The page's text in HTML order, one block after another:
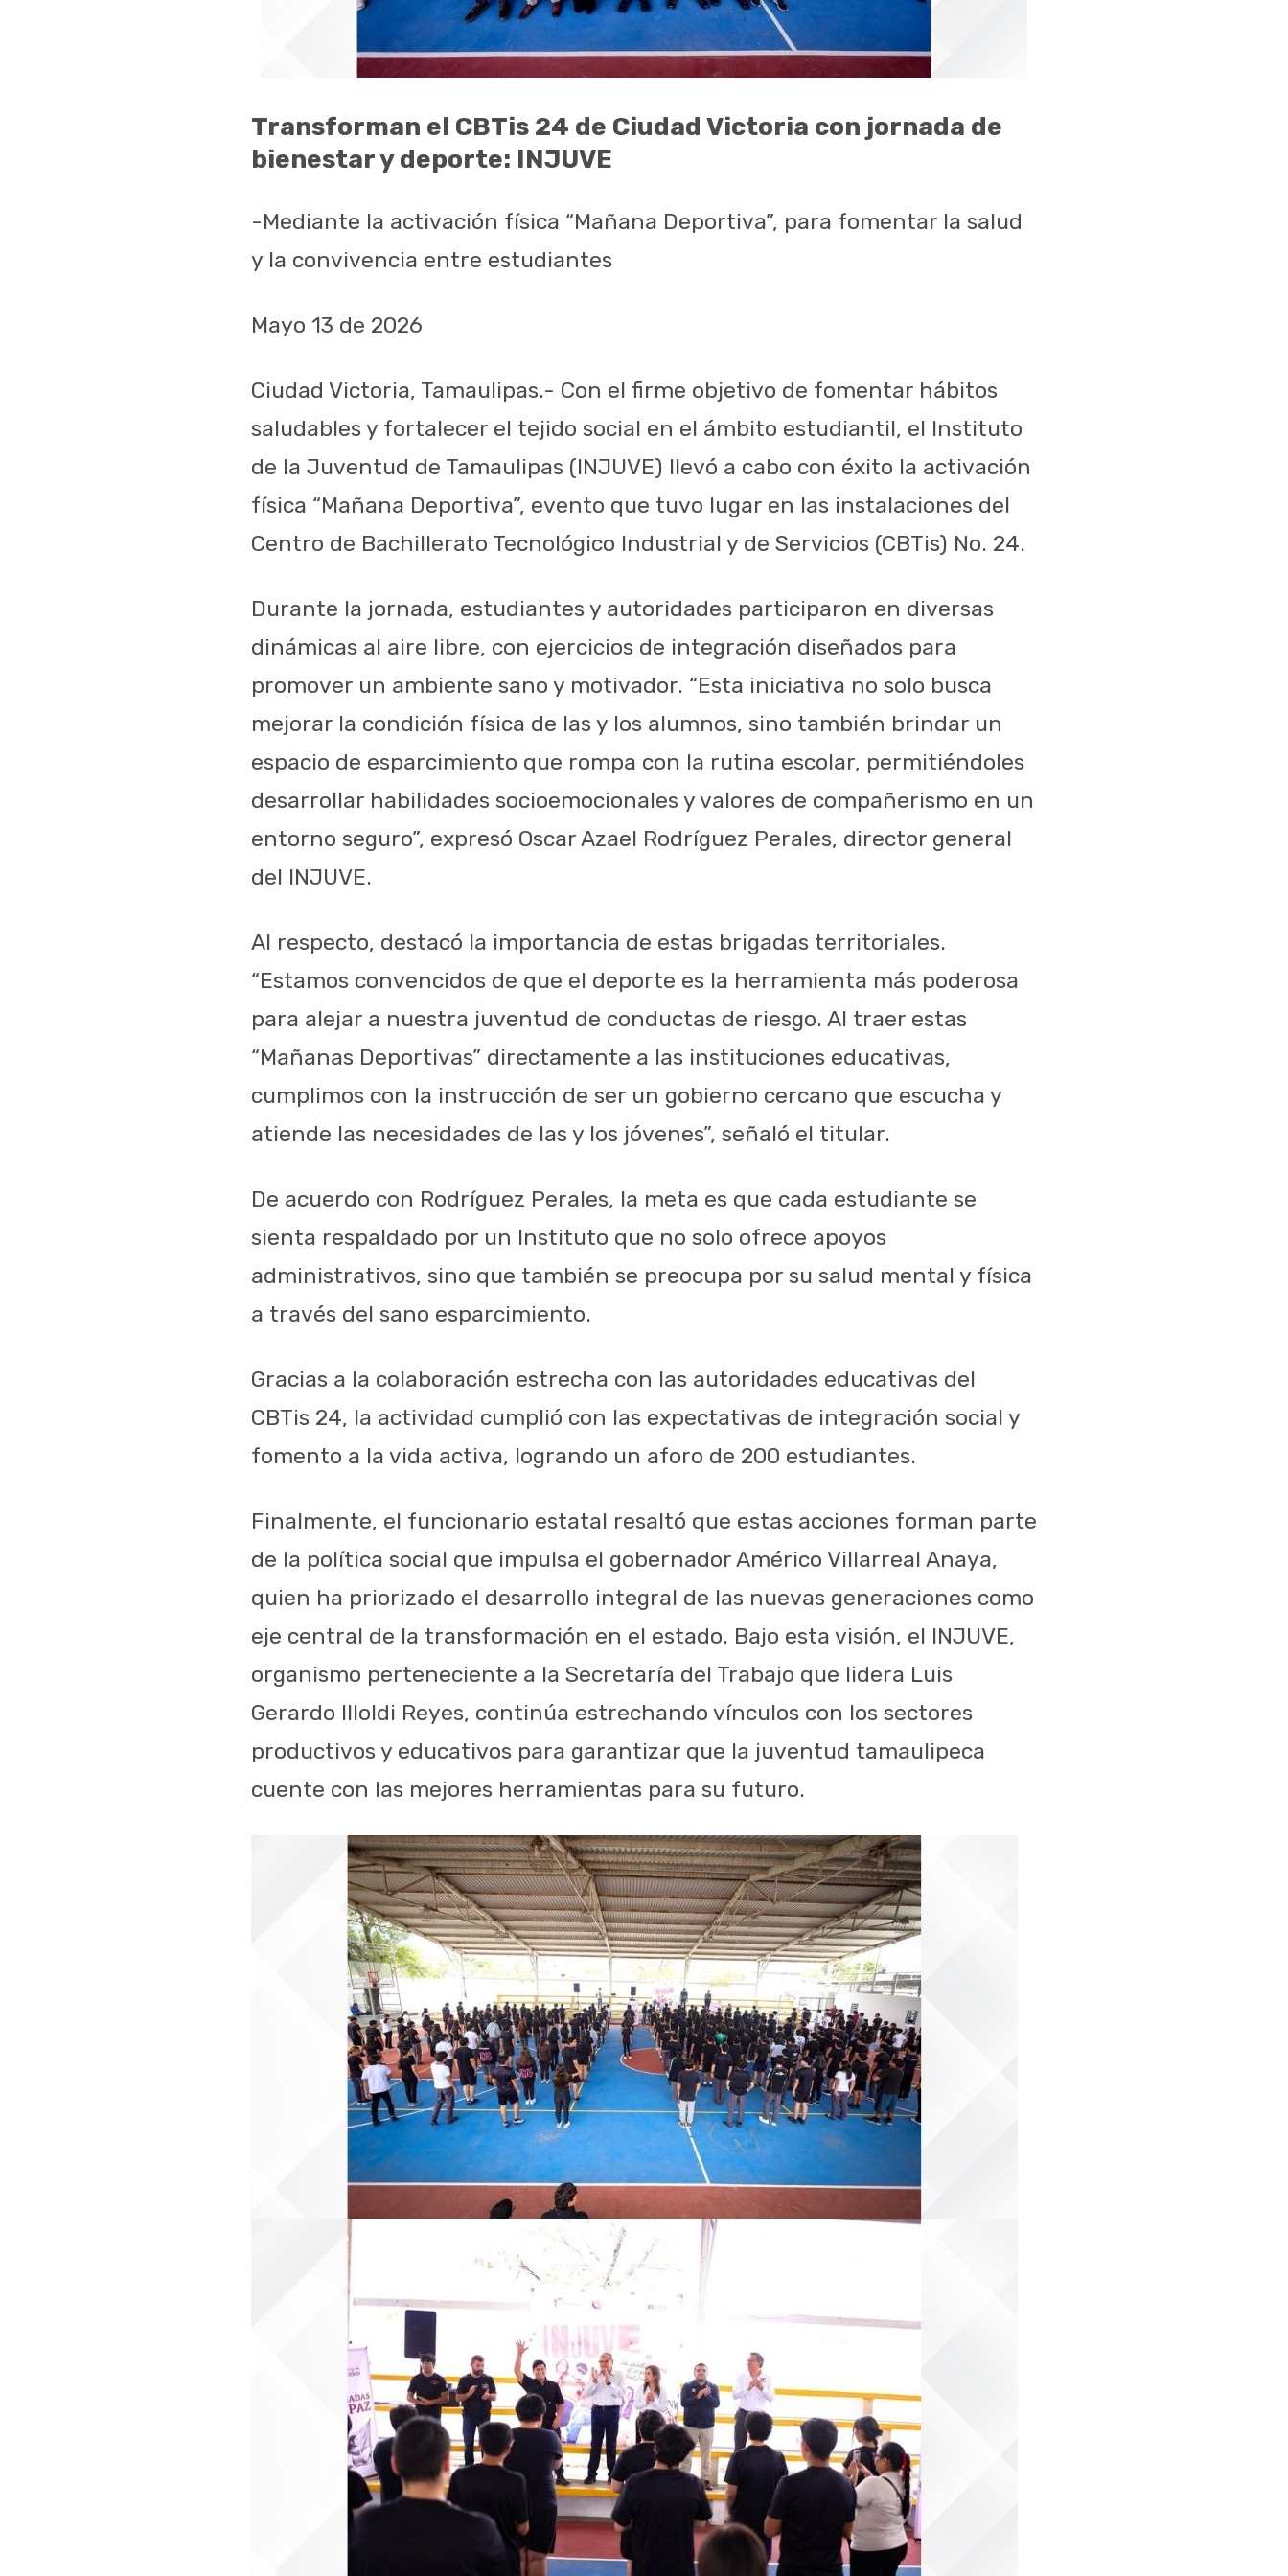
Transforman el CBTis 24 de Ciudad Victoria con jornada de
bienestar y deporte: INJUVE
-Mediante la activación física “Mañana Deportiva”, para fomentar la salud
y la convivencia entre estudiantes
Mayo 13 de 2026
Ciudad Victoria, Tamaulipas.- Con el firme objetivo de fomentar hábitos
saludables y fortalecer el tejido social en el ámbito estudiantil, el Instituto
de la Juventud de Tamaulipas (INJUVE) llevó a cabo con éxito la activación
física “Mañana Deportiva”, evento que tuvo lugar en las instalaciones del
Centro de Bachillerato Tecnológico Industrial y de Servicios (CBTis) No. 24.
Durante la jornada, estudiantes y autoridades participaron en diversas
dinámicas al aire libre, con ejercicios de integración diseñados para
promover un ambiente sano y motivador. “Esta iniciativa no solo busca
mejorar la condición física de las y los alumnos, sino también brindar un
espacio de esparcimiento que rompa con la rutina escolar, permitiéndoles
desarrollar habilidades socioemocionales y valores de compañerismo en un
entorno seguro”, expresó Oscar Azael Rodríguez Perales, director general
del INJUVE.
Al respecto, destacó la importancia de estas brigadas territoriales.
“Estamos convencidos de que el deporte es la herramienta más poderosa
para alejar a nuestra juventud de conductas de riesgo. Al traer estas
“Mañanas Deportivas” directamente a las instituciones educativas,
cumplimos con la instrucción de ser un gobierno cercano que escucha y
atiende las necesidades de las y los jóvenes”, señaló el titular.
De acuerdo con Rodríguez Perales, la meta es que cada estudiante se
sienta respaldado por un Instituto que no solo ofrece apoyos
administrativos, sino que también se preocupa por su salud mental y física
a través del sano esparcimiento.
Gracias a la colaboración estrecha con las autoridades educativas del
CBTis 24, la actividad cumplió con las expectativas de integración social y
fomento a la vida activa, logrando un aforo de 200 estudiantes.
Finalmente, el funcionario estatal resaltó que estas acciones forman parte
de la política social que impulsa el gobernador Américo Villarreal Anaya,
quien ha priorizado el desarrollo integral de las nuevas generaciones como
eje central de la transformación en el estado. Bajo esta visión, el INJUVE,
organismo perteneciente a la Secretaría del Trabajo que lidera Luis
Gerardo Illoldi Reyes, continúa estrechando vínculos con los sectores
productivos y educativos para garantizar que la juventud tamaulipeca
cuente con las mejores herramientas para su futuro.